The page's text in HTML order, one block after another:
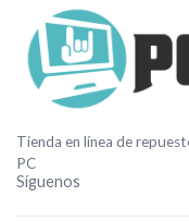
Tienda en línea de
PC
Síguenos